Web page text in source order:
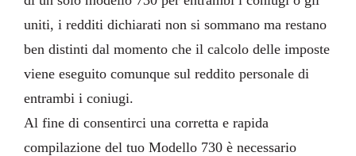
uniti, i redditi dichiarati non si sommano ma restano
ben distinti dal momento che il calcolo delle imposte
viene eseguito comunque sul reddito personale di
entrambi i coniugi.
Al fine di consentirci una corretta e rapida
compilazione del tuo Modello 730 è necessario